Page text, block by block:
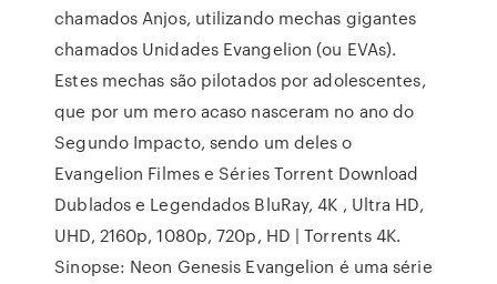
chamados Anjos, utilizando mechas gigantes
chamados Unidades Evangelion (ou EVAs).
Estes mechas são pilotados por adolescentes,
que por um mero acaso nasceram no ano do
Segundo Impacto, sendo um deles o
Evangelion Filmes e Séries Torrent Download
Dublados e Legendados BluRay, 4K , Ultra HD,
UHD, 2160p, 1080p, 720p, HD | Torrents 4K.
Sinopse: Neon Genesis Evangelion é uma série